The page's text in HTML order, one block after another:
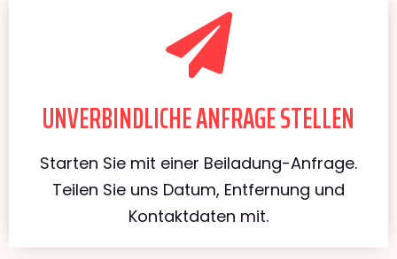
UNVERBINDLICHE ANFRAGE STELLEN
Starten Sie mit einer Beiladung-Anfrage.
Teilen Sie uns Datum, Entfernung und
Kontaktdaten mit.